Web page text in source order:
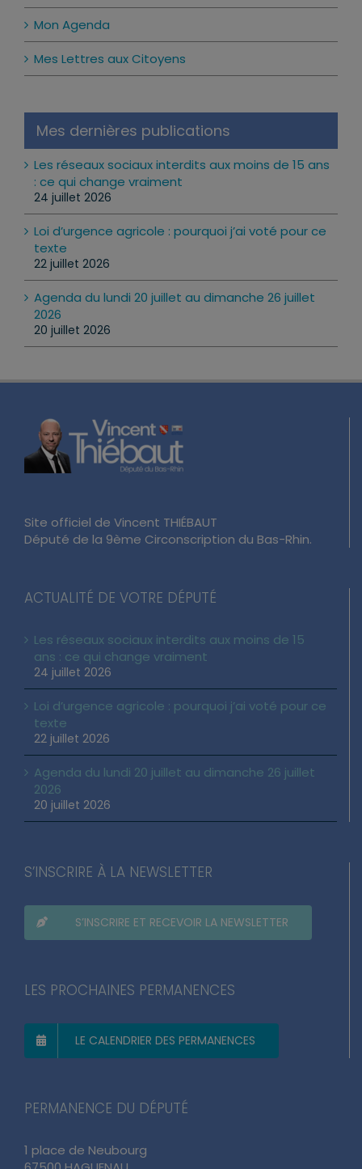
Mon Agenda
Mes Lettres aux Citoyens
Mes dernières publications
Les réseaux sociaux interdits aux moins de 15 ans
: ce qui change vraiment
24 juillet 2026
Loi d’urgence agricole : pourquoi j’ai voté pour ce
texte
22 juillet 2026
Agenda du lundi 20 juillet au dimanche 26 juillet
2026
20 juillet 2026
Site officiel de Vincent THIÉBAUT
Député de la 9ème Circonscription du Bas-Rhin.
ACTUALITÉ DE VOTRE DÉPUTÉ
Les réseaux sociaux interdits aux moins de 15
ans : ce qui change vraiment
24 juillet 2026
Loi d’urgence agricole : pourquoi j’ai voté pour ce
texte
22 juillet 2026
Agenda du lundi 20 juillet au dimanche 26 juillet
2026
20 juillet 2026
S’INSCRIRE À LA NEWSLETTER
S’INSCRIRE ET RECEVOIR LA NEWSLETTER
LES PROCHAINES PERMANENCES
LE CALENDRIER DES PERMANENCES
PERMANENCE DU DÉPUTÉ
1 place de Neubourg